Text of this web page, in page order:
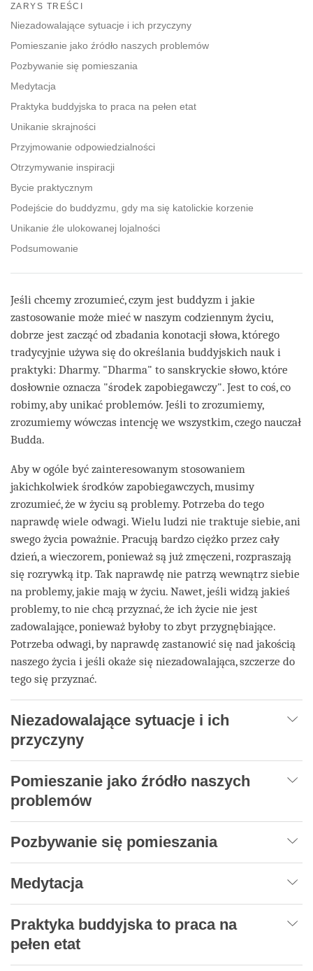
facebook
ZARYS TREŚCI
Niezadowalające sytuacje i ich przyczyny
Pomieszanie jako źródło naszych problemów
Pozbywanie się pomieszania
Medytacja
Praktyka buddyjska to praca na pełen etat
Unikanie skrajności
Przyjmowanie odpowiedzialności
Otrzymywanie inspiracji
Bycie praktycznym
Podejście do buddyzmu, gdy ma się katolickie korzenie
Unikanie źle ulokowanej lojalności
Podsumowanie
Jeśli chcemy zrozumieć, czym jest buddyzm i jakie
zastosowanie może mieć w naszym codziennym życiu,
dobrze jest zacząć od zbadania konotacji słowa, którego
tradycyjnie używa się do określania buddyjskich nauk i
praktyki: Dharmy. "Dharma" to sanskryckie słowo, które
dosłownie oznacza "środek zapobiegawczy". Jest to coś, co
robimy, aby unikać problemów. Jeśli to zrozumiemy,
zrozumiemy wówczas intencję we wszystkim, czego nauczał
Budda.
Aby w ogóle być zainteresowanym stosowaniem
jakichkolwiek środków zapobiegawczych, musimy
zrozumieć, że w życiu są problemy. Potrzeba do tego
naprawdę wiele odwagi. Wielu ludzi nie traktuje siebie, ani
swego życia poważnie. Pracują bardzo ciężko przez cały
dzień, a wieczorem, ponieważ są już zmęczeni, rozpraszają
się rozrywką itp. Tak naprawdę nie patrzą wewnątrz siebie
na problemy, jakie mają w życiu. Nawet, jeśli widzą jakieś
problemy, to nie chcą przyznać, że ich życie nie jest
zadowalające, ponieważ byłoby to zbyt przygnębiające.
Potrzeba odwagi, by naprawdę zastanowić się nad jakością
naszego życia i jeśli okaże się niezadowalająca, szczerze do
tego się przyznać.
Niezadowalające sytuacje i ich
przyczyny
Pomieszanie jako źródło naszych
problemów
Pozbywanie się pomieszania
Medytacja
Praktyka buddyjska to praca na
pełen etat